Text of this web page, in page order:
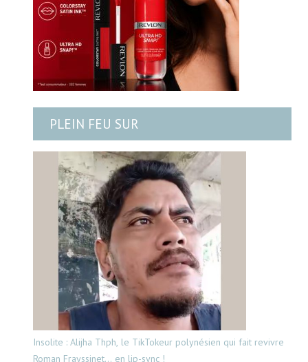
PLEIN FEU SUR
Insolite : Alijha Thph, le TikTokeur polynésien qui fait revivre
Roman Frayssinet… en lip-sync !